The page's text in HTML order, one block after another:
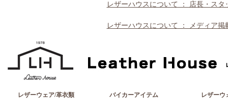
レザーハウスについて ： 店長・スタ
レザーハウスについて ： メディア掲
レザーウェア/革衣類 バイカーアイテム レザーウ